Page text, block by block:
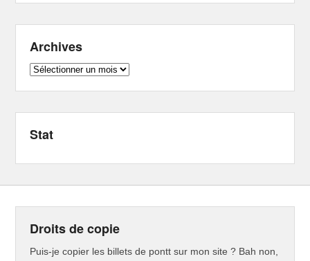
Archives
Archives
Stat
Droits de copie
Puis-je copier les billets de pontt sur mon site ? Bah non,